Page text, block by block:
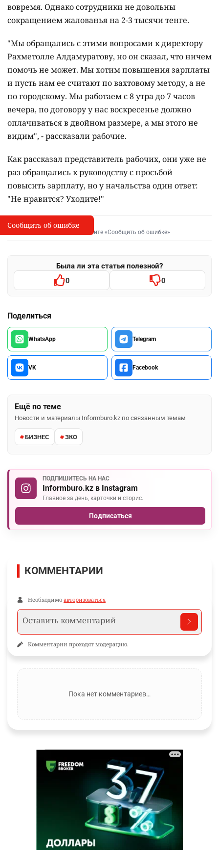
вовремя. Однако сотрудники не довольны
сокращением жалованья на 2-3 тысячи тенге.
"Мы обращались с этими вопросами к директору
Рахметолле Алдамуратову, но он сказал, что ничем
помочь не может. Мы хотим повышения зарплаты
и пусть нам ее считают по вахтовому методу, а не
по городскому. Мы работаем с 8 утра до 7 часов
вечера, по договору у нас воскресенье должно
оплачиваться в двойном размере, а мы этого не
видим", - рассказали рабочие.
Как рассказал представитель рабочих, они уже не
раз обращались к руководству с просьбой
повысить зарплату, но у начальства один ответ:
"Не нравится? Уходите!"
I
Сообщить об опечатке
Выделите фрагмент и нажмите «Сообщить об ошибке»
Была ли эта статья полезной?
0 0
Поделиться
WhatsApp Telegram
VK Facebook
Ещё по теме
Новости и материалы Informburo.kz по связанным темам
БИЗНЕС ЗКО
ПОДПИШИТЕСЬ НА НАС
Informburo.kz в Instagram
Главное за день, карточки и сторис.
Подписаться
Сообщить об ошибке
КОММЕНТАРИИ
Необходимо авторизоваться
Комментарии проходят модерацию.
Пока нет комментариев…